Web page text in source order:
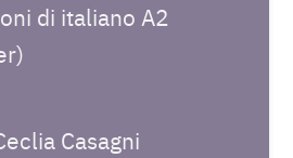
di italiano A2
Casagni